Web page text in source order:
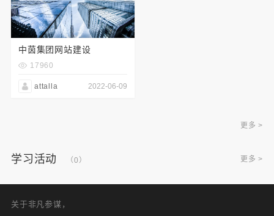
中茵集团网站建设
17960
attalla 2022-06-09
更多 >
学习活动 （0） 更多 >
关于非凡参谋，